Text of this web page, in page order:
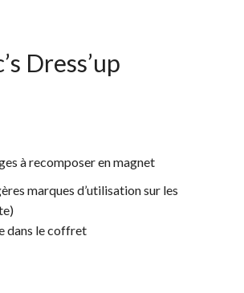
Dress’up
à recomposer en magnet
marques d’utilisation sur les
dans le coffret